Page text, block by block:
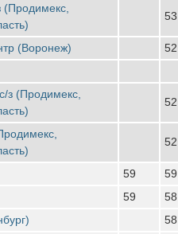
(Продимекс,
(Воронеж)
з (Продимекс,
59
59
59
58